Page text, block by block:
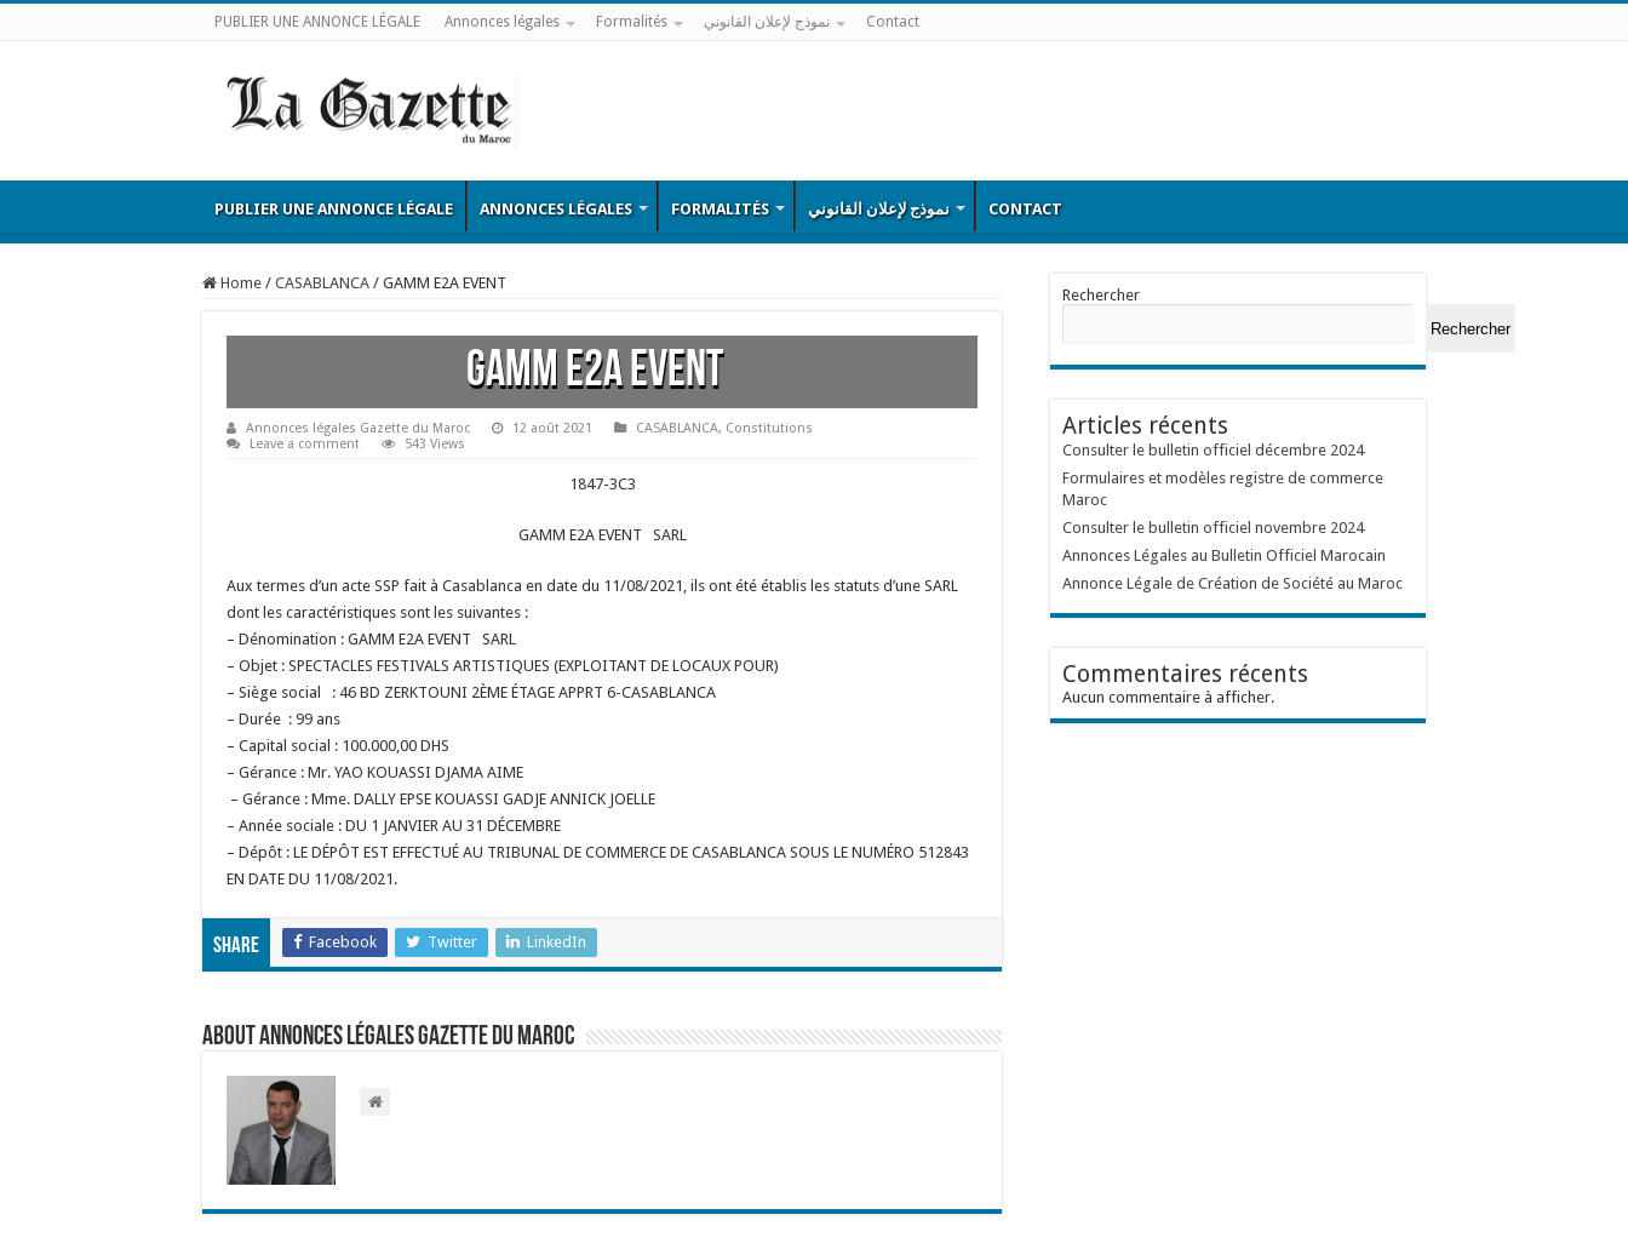
PUBLIER UNE ANNONCE LÉGALE Annonces légales Formalités نموذج لإعلان القانوني Contact
PUBLIER UNE ANNONCE LÉGALE ANNONCES LÉGALES FORMALITÉS نموذج لإعلان القانوني CONTACT
Home / CASABLANCA / GAMM E2A EVENT
GAMM E2A EVENT
Annonces légales Gazette du Maroc 12 août 2021 CASABLANCA, Constitutions
Leave a comment
543 Views
1847-3C3
GAMM E2A EVENT SARL
Aux termes d’un acte SSP fait à Casablanca en date du 11/08/2021, ils ont été établis les statuts d’une SARL
dont les caractéristiques sont les suivantes :
– Dénomination : GAMM E2A EVENT SARL
– Objet : SPECTACLES FESTIVALS ARTISTIQUES (EXPLOITANT DE LOCAUX POUR)
– Siège social : 46 BD ZERKTOUNI 2ÈME ÉTAGE APPRT 6-CASABLANCA
– Durée : 99 ans
– Capital social : 100.000,00 DHS
– Gérance : Mr. YAO KOUASSI DJAMA AIME
– Gérance : Mme. DALLY EPSE KOUASSI GADJE ANNICK JOELLE
– Année sociale : DU 1 JANVIER AU 31 DÉCEMBRE
– Dépôt : LE DÉPÔT EST EFFECTUÉ AU TRIBUNAL DE COMMERCE DE CASABLANCA SOUS LE NUMÉRO 512843
EN DATE DU 11/08/2021.
Share Facebook Twitter LinkedIn
About Annonces légales Gazette du Maroc
Rechercher
Rechercher
Articles récents
Consulter le bulletin officiel décembre 2024
Formulaires et modèles registre de commerce
Maroc
Consulter le bulletin officiel novembre 2024
Annonces Légales au Bulletin Officiel Marocain
Annonce Légale de Création de Société au Maroc
Commentaires récents
Aucun commentaire à afficher.